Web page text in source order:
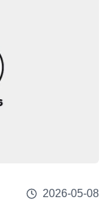
2026-05-08